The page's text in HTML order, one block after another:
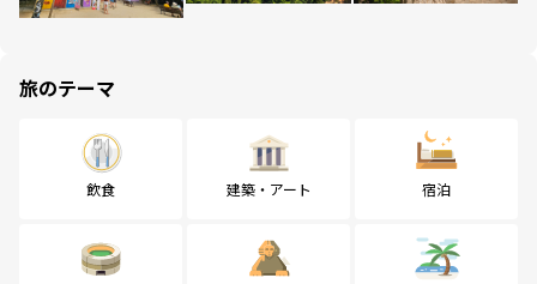
旅のテーマ
飲食 建築・アート 宿泊